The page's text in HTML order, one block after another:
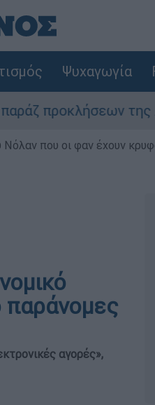
Ψυχαγωγία
της Άγκυρας
που οι φαν έχουν
παράνομες
αγορές»,